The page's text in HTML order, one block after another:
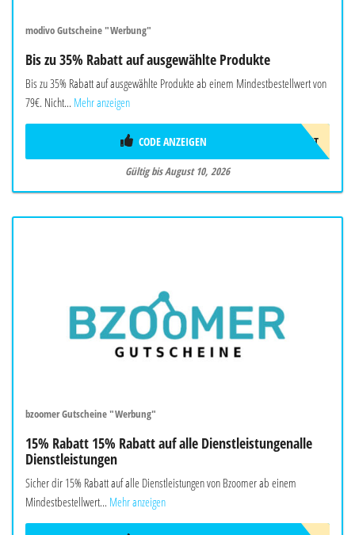
modivo Gutscheine "Werbung"
Bis zu 35% Rabatt auf ausgewählte Produkte
Bis zu 35% Rabatt auf ausgewählte Produkte ab einem Mindestbestellwert von
79€. Nicht... Mehr anzeigen
LAST
CODE ANZEIGEN
Gültig bis August 10, 2026
bzoomer Gutscheine "Werbung"
15% Rabatt 15% Rabatt auf alle Dienstleistungenalle
Dienstleistungen
Sicher dir 15% Rabatt auf alle Dienstleistungen von Bzoomer ab einem
Mindestbestellwert... Mehr anzeigen